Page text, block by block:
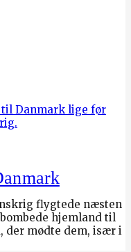
flygtede næsten
hjemland til
der mødte dem, især i